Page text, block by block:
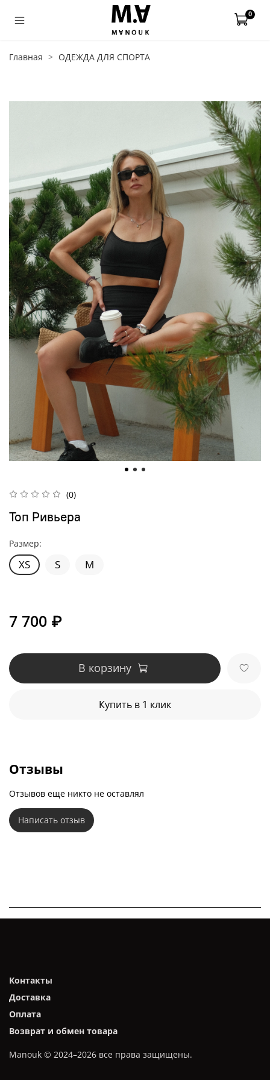
0
Главная ОДЕЖДА ДЛЯ СПОРТА
(0)
Топ Ривьера
Размер:
XS S M
7 700 ₽
В корзину
Купить в 1 клик
Отзывы
Отзывов еще никто не оставлял
Написать отзыв
Контакты
Доставка
Оплата
Возврат и обмен товара
Manouk © 2024–2026 все права защищены.